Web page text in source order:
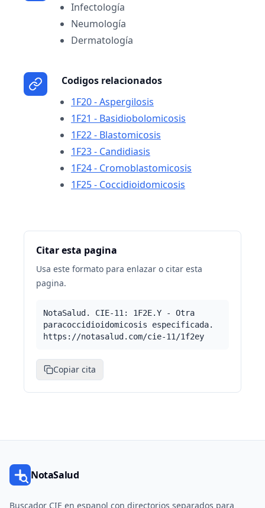
Infectología
Neumología
Dermatología
Codigos relacionados
1F20 - Aspergilosis
1F21 - Basidiobolomicosis
1F22 - Blastomicosis
1F23 - Candidiasis
1F24 - Cromoblastomicosis
1F25 - Coccidioidomicosis
Citar esta pagina
Usa este formato para enlazar o citar esta
pagina.
NotaSalud. CIE-11: 1F2E.Y - Otra
paracoccidioidomicosis especificada.
https://notasalud.com/cie-11/1f2ey
Copiar cita
NotaSalud
Buscador CIE en espanol con directorios separados para